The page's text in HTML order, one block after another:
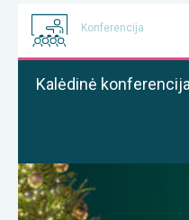
Konferencija
Kalėdinė